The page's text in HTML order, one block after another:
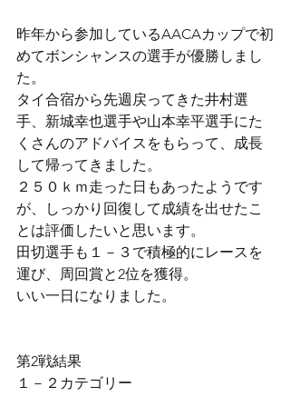
昨年から参加しているAACAカップで初
めてボンシャンスの選手が優勝しまし
た。
タイ合宿から先週戻ってきた井村選
手、新城幸也選手や山本幸平選手にた
くさんのアドバイスをもらって、成長
して帰ってきました。
２５０ｋｍ走った日もあったようです
が、しっかり回復して成績を出せたこ
とは評価したいと思います。
田切選手も１－３で積極的にレースを
運び、周回賞と2位を獲得。
いい一日になりました。
第2戦結果
１－２カテゴリー